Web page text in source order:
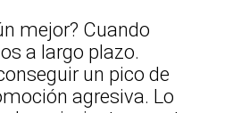
mejor? Cuando
a largo plazo.
un pico de
agresiva. Lo